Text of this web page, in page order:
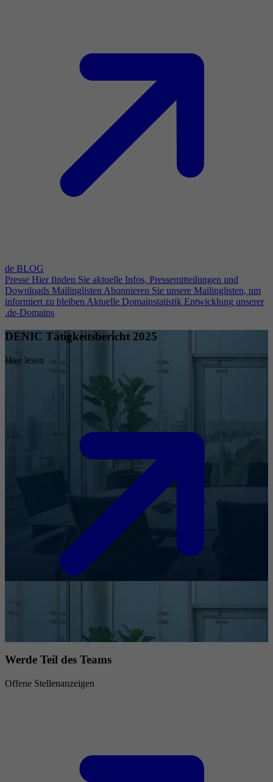
de BLOG
Presse Hier finden Sie aktuelle Infos, Pressemitteilungen und
Downloads Mailinglisten Abonnieren Sie unsere Mailinglisten, um
informiert zu bleiben Aktuelle Domainstatistik Entwicklung unserer
.de-Domains
DENIC Tätigkeitsbericht 2025
Hier lesen
Werde Teil des Teams
Offene Stellenanzeigen